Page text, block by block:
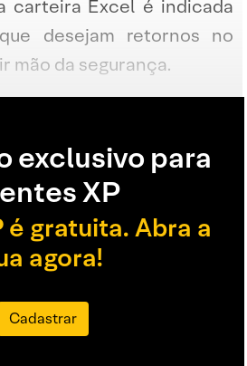
carteira Excel é indicada
desejam retornos no
mão da segurança.
exclusivo para
XP
é gratuita. Abra a
agora!
Cadastrar